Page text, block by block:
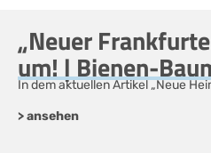
„Neuer
um! | Bienen-
In dem aktuellen Artikel „Neue
> ansehen